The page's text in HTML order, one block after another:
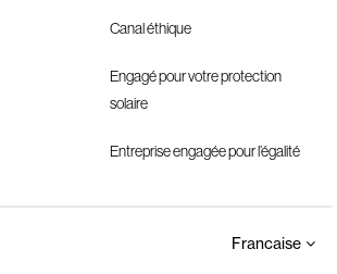
Canal éthique
Engagé pour votre protection
solaire
Entreprise engagée pour l’égalité
Francaise